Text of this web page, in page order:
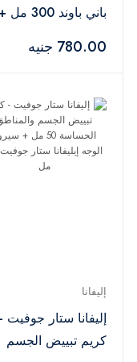
باني باوند 300 مل +
إليفانا باني باوند 100
مل
780.00 جنيه
إليفانا
إليفانا ستار جوفيت -
كريم تبييض الجسم